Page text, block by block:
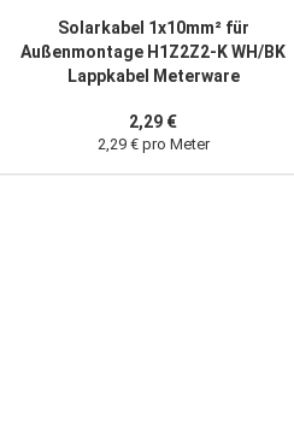
Solarkabel 1x10mm² für
Außenmontage H1Z2Z2-K WH/BK
Lappkabel Meterware
2,29 €
2,29 € pro Meter